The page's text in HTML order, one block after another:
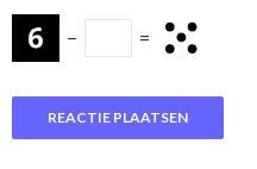
− =